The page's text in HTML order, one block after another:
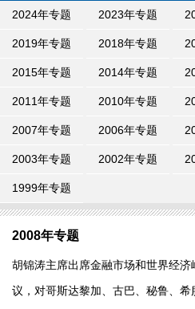
2024年专题 2023年专题
2019年专题 2018年专题
2015年专题 2014年专题
2011年专题 2010年专题
2007年专题 2006年专题
2003年专题 2002年专题
1999年专题
2008年专题
胡锦涛主席出席金融市场和世界经
议，对哥斯达黎加、古巴、秘鲁、希